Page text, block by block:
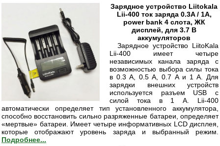
Зарядное устройство Liitokala
Lii-400 ток заряда 0.3A / 1A,
power bank 4 слота, ЖК
дисплей, для 3.7 В
аккумуляторов
Зарядное устройство LiitoKala
Lii-400 имеет четыре
независимых канала заряда с
возможностью выбора силы тока
в 0.3 А, 0.5 А, 0.7 А и 1 А. Для
зарядки внешних устройств
используется разъем USB с
силой тока в 1 А. Lii-400
автоматически определяет тип установленного аккумулятора,
способно восстановить сильно разряженные батареи, определяет
«мертвые» батареи. Имеет четыре информативных LCD дисплея,
которые отображают уровень заряда и выбранный режим.
Подробнее...